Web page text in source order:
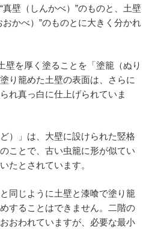
真壁（しんかべ）”のものと、土壁
おかべ）”のものとに大きく分かれ
壁を厚く塗ることを「塗籠（ぬり
り籠めた土壁の表面は、さらに
れ真っ白に仕上げられていま
）」は、大壁に設けられた竪格
ことで、古い虫籠に形が似てい
たとされています。
同じように土壁と漆喰で塗り籠
することはできません。二階の
おわれていますが、必要な最小